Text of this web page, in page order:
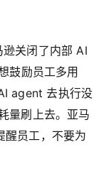
关闭了内部 AI
鼓励员工多用
agent 去执行没
量刷上去。亚马
员工，不要为